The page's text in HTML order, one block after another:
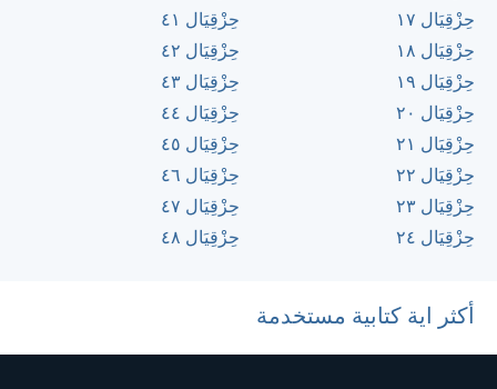
حِزْقِيَال ١٧
حِزْقِيَال ١٨
حِزْقِيَال ١٩
حِزْقِيَال ٢٠
حِزْقِيَال ٢١
حِزْقِيَال ٢٢
حِزْقِيَال ٢٣
حِزْقِيَال ٢٤
حِزْقِيَال ٤١
حِزْقِيَال ٤٢
حِزْقِيَال ٤٣
حِزْقِيَال ٤٤
حِزْقِيَال ٤٥
حِزْقِيَال ٤٦
حِزْقِيَال ٤٧
حِزْقِيَال ٤٨
أكثر اية كتابية مستخدمة